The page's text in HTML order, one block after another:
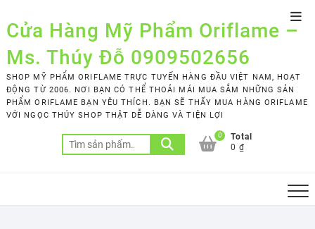
to
content
Cửa Hàng Mỹ Phẩm Oriflame –
Ms. Thúy Đỗ 0909502656
SHOP MỸ PHẨM ORIFLAME TRỰC TUYẾN HÀNG ĐẦU VIỆT NAM, HOẠT
ĐỘNG TỪ 2006. NƠI BẠN CÓ THỂ THOẢI MÁI MUA SẮM NHỮNG SẢN
PHẨM ORIFLAME BẠN YÊU THÍCH. BẠN SẼ THẤY MUA HÀNG ORIFLAME
VỚI NGỌC THÚY SHOP THẬT DỄ DÀNG VÀ TIỆN LỢI
Tìm
kiếm:
0
Total
0 ₫